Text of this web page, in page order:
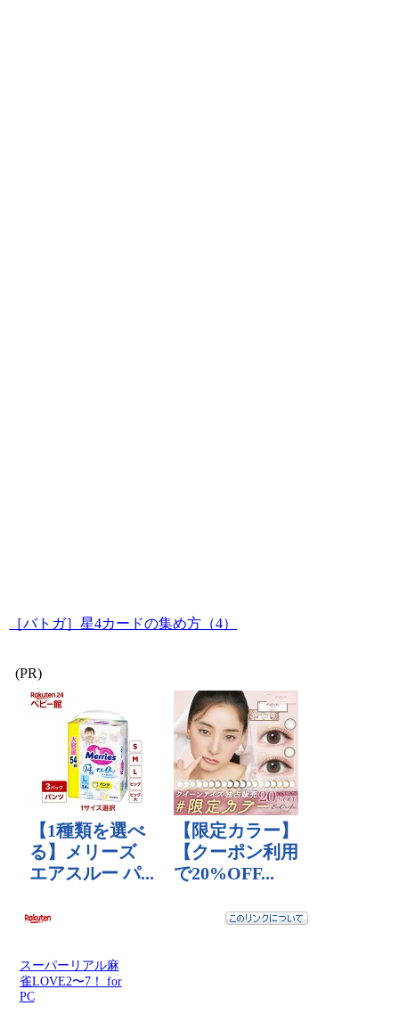
［バトガ］星4カードの集め方（4）
(PR)
スーパーリアル麻
雀LOVE2〜7！ for
PC